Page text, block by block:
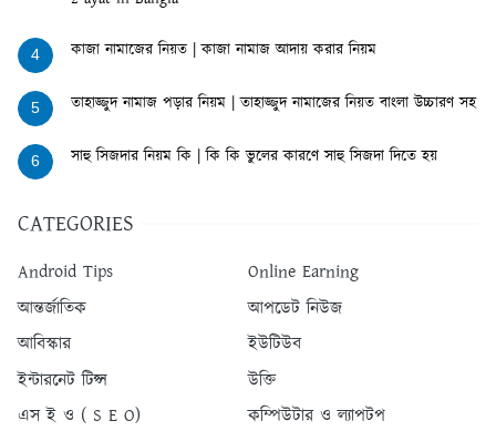
4 কাজা নামাজের নিয়ত | কাজা নামাজ আদায় করার নিয়ম
5 তাহাজ্জুদ নামাজ পড়ার নিয়ম | তাহাজ্জুদ নামাজের নিয়ত বাংলা উচ্চারণ সহ
6 সাহু সিজদার নিয়ম কি | কি কি ভুলের কারণে সাহু সিজদা দিতে হয়
CATEGORIES
Android Tips
Online Earning
আন্তর্জাতিক
আপডেট নিউজ
আবিস্কার
ইউটিউব
ইন্টারনেট টিপ্স
উক্তি
এস ই ও ( S E O)
কম্পিউটার ও ল্যাপটপ